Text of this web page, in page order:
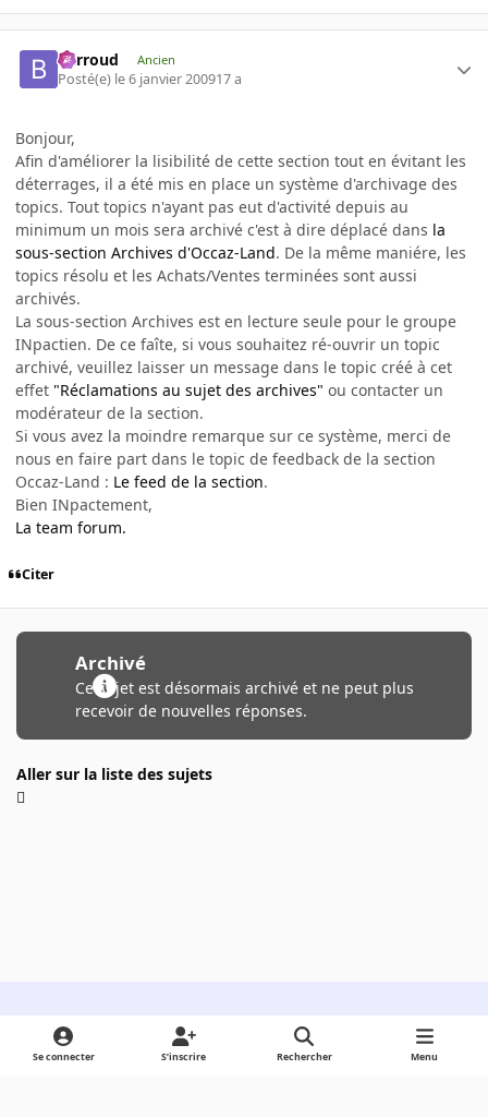
Barroud Ancien
Posté(e) le 6 janvier 200917 a
Bonjour,
Afin d'améliorer la lisibilité de cette section tout en évitant les
déterrages, il a été mis en place un système d'archivage des
topics. Tout topics n'ayant pas eut d'activité depuis au
minimum un mois sera archivé c'est à dire déplacé dans la
sous-section Archives d'Occaz-Land. De la même maniére, les
topics résolu et les Achats/Ventes terminées sont aussi
archivés.
La sous-section Archives est en lecture seule pour le groupe
INpactien. De ce faîte, si vous souhaitez ré-ouvrir un topic
archivé, veuillez laisser un message dans le topic créé à cet
effet "Réclamations au sujet des archives" ou contacter un
modérateur de la section.
Si vous avez la moindre remarque sur ce système, merci de
nous en faire part dans le topic de feedback de la section
Occaz-Land : Le feed de la section.
Bien INpactement,
La team forum.
Citer
Archivé
Ce sujet est désormais archivé et ne peut plus
recevoir de nouvelles réponses.
Aller sur la liste des sujets
Light ModeDark ModeSystem Preference
Se connecter S’inscrire Rechercher Menu